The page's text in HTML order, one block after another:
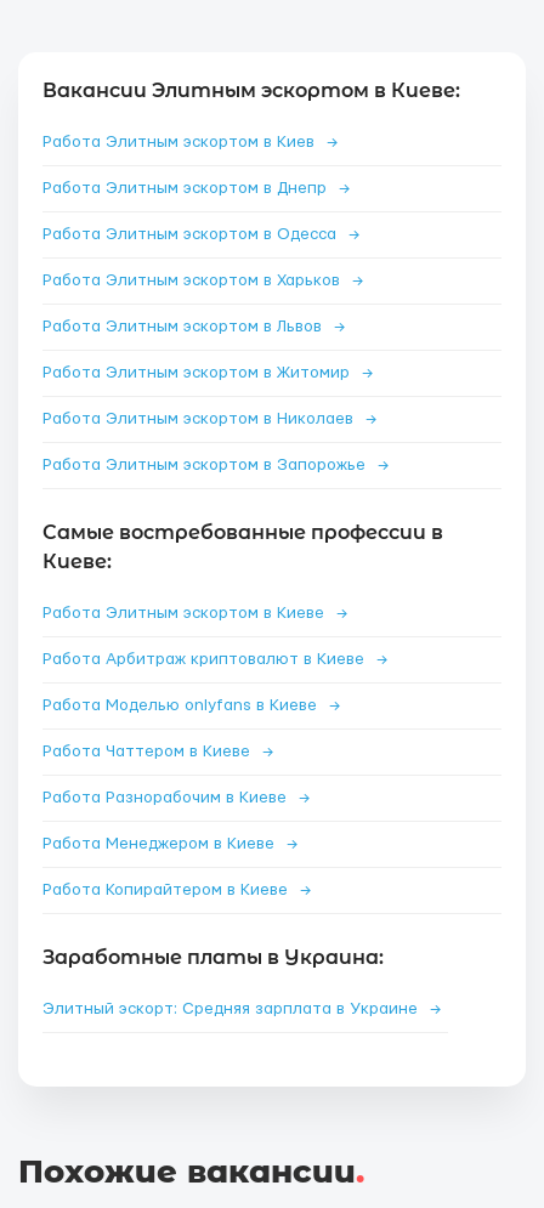
Вакансии Элитным эскортом в Киеве:
Работа Элитным эскортом в Киев →
Работа Элитным эскортом в Днепр →
Работа Элитным эскортом в Одесса →
Работа Элитным эскортом в Харьков →
Работа Элитным эскортом в Львов →
Работа Элитным эскортом в Житомир →
Работа Элитным эскортом в Николаев →
Работа Элитным эскортом в Запорожье →
Самые востребованные профессии в
Киеве:
Работа Элитным эскортом в Киеве →
Работа Арбитраж криптовалют в Киеве →
Работа Моделью onlyfans в Киеве →
Работа Чаттером в Киеве →
Работа Разнорабочим в Киеве →
Работа Менеджером в Киеве →
Работа Копирайтером в Киеве →
Заработные платы в Украина:
Элитный эскорт: Средняя зарплата в Украине →
Похожие вакансии.